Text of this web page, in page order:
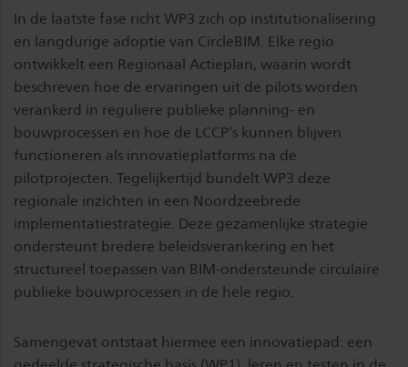
In de laatste fase richt WP3 zich op institutionalisering
en langdurige adoptie van CircleBIM. Elke regio
ontwikkelt een Regionaal Actieplan, waarin wordt
beschreven hoe de ervaringen uit de pilots worden
verankerd in reguliere publieke planning- en
bouwprocessen en hoe de LCCP’s kunnen blijven
functioneren als innovatieplatforms na de
pilotprojecten. Tegelijkertijd bundelt WP3 deze
regionale inzichten in een Noordzeebrede
implementatiestrategie. Deze gezamenlijke strategie
ondersteunt bredere beleidsverankering en het
structureel toepassen van BIM-ondersteunde circulaire
publieke bouwprocessen in de hele regio.
Samengevat ontstaat hiermee een innovatiepad: een